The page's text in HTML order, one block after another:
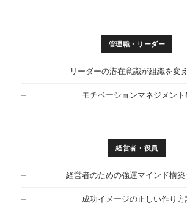
管理職・リーダー
リーダーの潜在意識が組織を変
モチベーションマネジメント
経営者・役員
経営者のための強運マインド構築
成功イメージの正しい作り方